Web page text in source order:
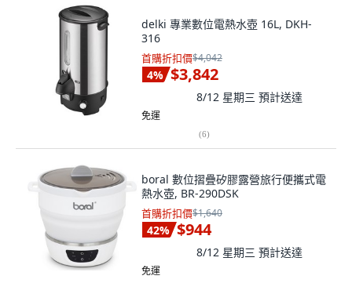
delki 專業數位電熱水壺 16L, DKH-
316
首購折扣價$4,042
4% $3,842
8/12 星期三 預計送達
免運
(6)
boral 數位摺疊矽膠露營旅行便攜式電
熱水壺, BR-290DSK
首購折扣價$1,640
42% $944
8/12 星期三 預計送達
免運